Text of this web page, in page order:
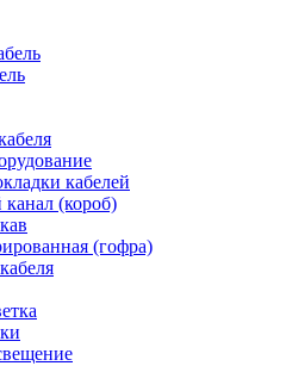
кабелей
(короб)
(гофра)